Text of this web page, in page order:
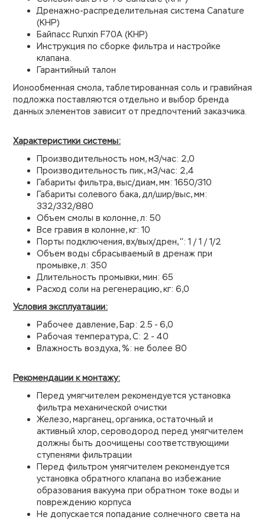
Дренажно-распределительная система Canature
(КНР)
Байпасс Runxin F70A (КНР)
Инструкция по сборке фильтра и настройке
клапана.
Гарантийный талон
Ионообменная смола, таблетированная соль и гравийная
подложка поставляются отдельно и выбор бренда
данных элементов зависит от предпочтений заказчика.
Характеристики системы:
Производительность ном, м3/час: 2,0
Производительность пик, м3/час: 2,4
Габариты фильтра, выс/диам, мм: 1650/310
Габариты солевого бака, дл/шир/выс, мм:
332/332/880
Объем смолы в колонне, л: 50
Все гравия в колонне, кг: 10
Порты подключения, вх/вых/дрен, '': 1 / 1 / 1/2
Объем воды сбрасываемый в дренаж при
промывке, л: 350
Длительность промывки, мин: 65
Расход соли на регенерацию, кг: 6,0
Условия эксплуатации:
Рабочее давление, Бар: 2.5 - 6,0
Рабочая температура, С: 2 - 40
Влажность воздуха, %: не более 80
Рекомендации к монтажу:
Перед умягчителем рекомендуется установка
фильтра механической очистки
Железо, марганец, органика, остаточный и
активный хлор, сероводород перед умягчителем
должны быть доочищены соответствующими
ступенями фильтрации
Перед фильтром умягчителем рекомендуется
установка обратного клапана во избежание
образования вакуума при обратном токе воды и
повреждению корпуса
Не допускается попадание солнечного света на